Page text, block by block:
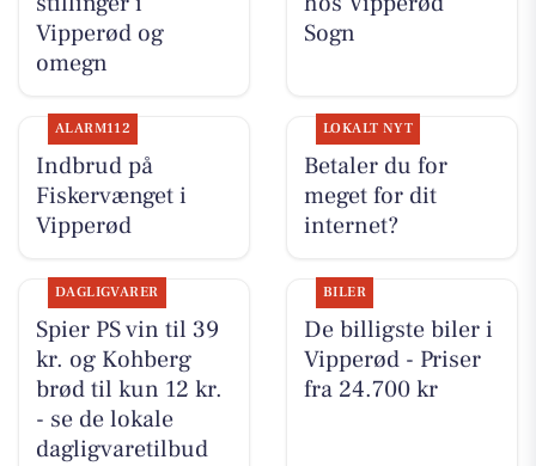
Vipperød og
omegn
Sogn
ALARM112
Indbrud på
Fiskervænget i
Vipperød
LOKALT NYT
Betaler du for
meget for dit
internet?
DAGLIGVARER
Spier PS vin til 39
kr. og Kohberg
brød til kun 12 kr.
- se de lokale
dagligvaretilbud
BILER
De billigste biler i
Vipperød - Priser
fra 24.700 kr